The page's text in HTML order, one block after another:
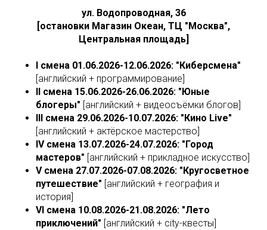
ул. Водопроводная, 36
[остановки Магазин Океан, ТЦ "Москва",
Центральная площадь]
I смена 01.06.2026-12.06.2026: "Киберсмена"
[английский + программирование]
II смена 15.06.2026-26.06.2026: "Юные
блогеры" [английский + видеосъёмки блогов]
III смена 29.06.2026-10.07.2026: "Кино Live"
[английский + актёрское мастерство]
IV смена 13.07.2026-24.07.2026: "Город
мастеров" [английский + прикладное искусство]
V смена 27.07.2026-07.08.2026: "Кругосветное
путешествие" [английский + география и
история]
VI смена 10.08.2026-21.08.2026: "Лето
приключений" [английский + city-квесты]